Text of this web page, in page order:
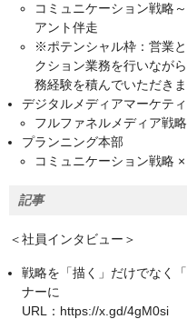
コミュニケーション戦略
アント伴走
※ポテンシャル枠：営業
クション業務を行いなが
務経験を積んでいただき
デジタルメディアマーケテ
フルファネルメディア戦
プランニング本部
コミュニケーション戦略
記事
＜社員インタビュー＞
戦略を「描く」だけでなく
ナーに
URL：https://x.gd/4gM0si